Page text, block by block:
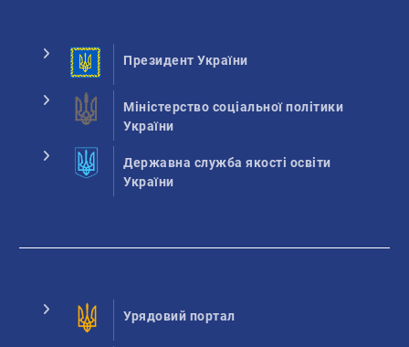
Президент України
Міністерство соціальної політики
України
Державна служба якості освіти
України
Урядовий портал